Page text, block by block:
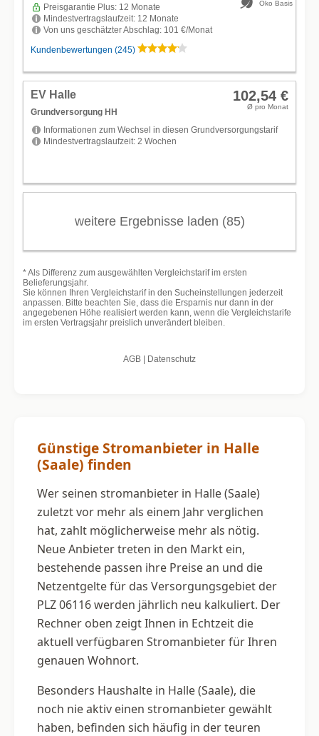
Günstige Stromanbieter in Halle
(Saale) finden
Wer seinen stromanbieter in Halle (Saale)
zuletzt vor mehr als einem Jahr verglichen
hat, zahlt möglicherweise mehr als nötig.
Neue Anbieter treten in den Markt ein,
bestehende passen ihre Preise an und die
Netzentgelte für das Versorgungsgebiet der
PLZ 06116 werden jährlich neu kalkuliert. Der
Rechner oben zeigt Ihnen in Echtzeit die
aktuell verfügbaren Stromanbieter für Ihren
genauen Wohnort.
Besonders Haushalte in Halle (Saale), die
noch nie aktiv einen stromanbieter gewählt
haben, befinden sich häufig in der teuren